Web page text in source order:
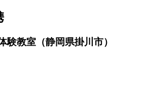
験教室（静岡県掛川市）